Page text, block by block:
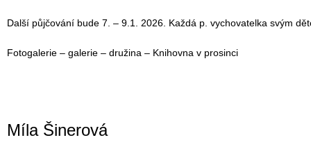
Další půjčování bude 7. – 9.1. 2026. Každá p. vychovatelka svým
Fotogalerie – galerie – družina – Knihovna v prosinci
Míla Šinerová